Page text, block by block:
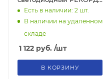
SA-550 камуфляж,
налобный, 150 Lum,
время работы 8 часов, 2
Вт светодиод
Есть в наличии: 2 шт.
В наличии на удаленном
складе
1 122 руб. /шт
В КОРЗИНУ